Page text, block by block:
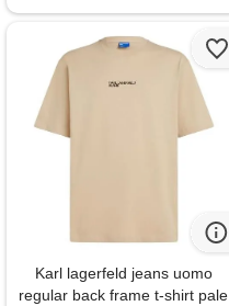
Karl lagerfeld jeans uomo
regular back frame t-shirt pale